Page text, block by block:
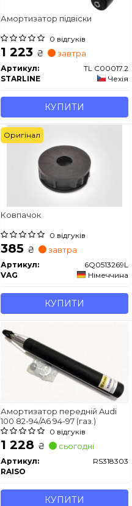
Амортизатор підвіски
0 відгуків
1 223 ₴ завтра
Артикул:
TL C00017.2
STARLINE
Чехія
КУПИТИ
Ковпачок
0 відгуків
385 ₴ завтра
Артикул:
6Q0513269L
VAG
Німеччина
КУПИТИ
Оригінал
Амортизатор передній Audi
100 82-94/A6 94-97 (газ.)
0 відгуків
1 228 ₴ сьогодні
Артикул:
RS318303
RAISO
КУПИТИ